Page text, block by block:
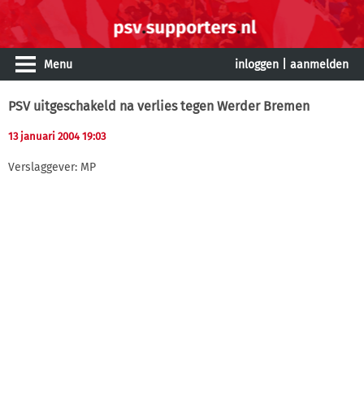
Menu inloggen aanmelden
PSV uitgeschakeld na verlies tegen Werder Bremen
13 januari 2004 19:03
Verslaggever: MP